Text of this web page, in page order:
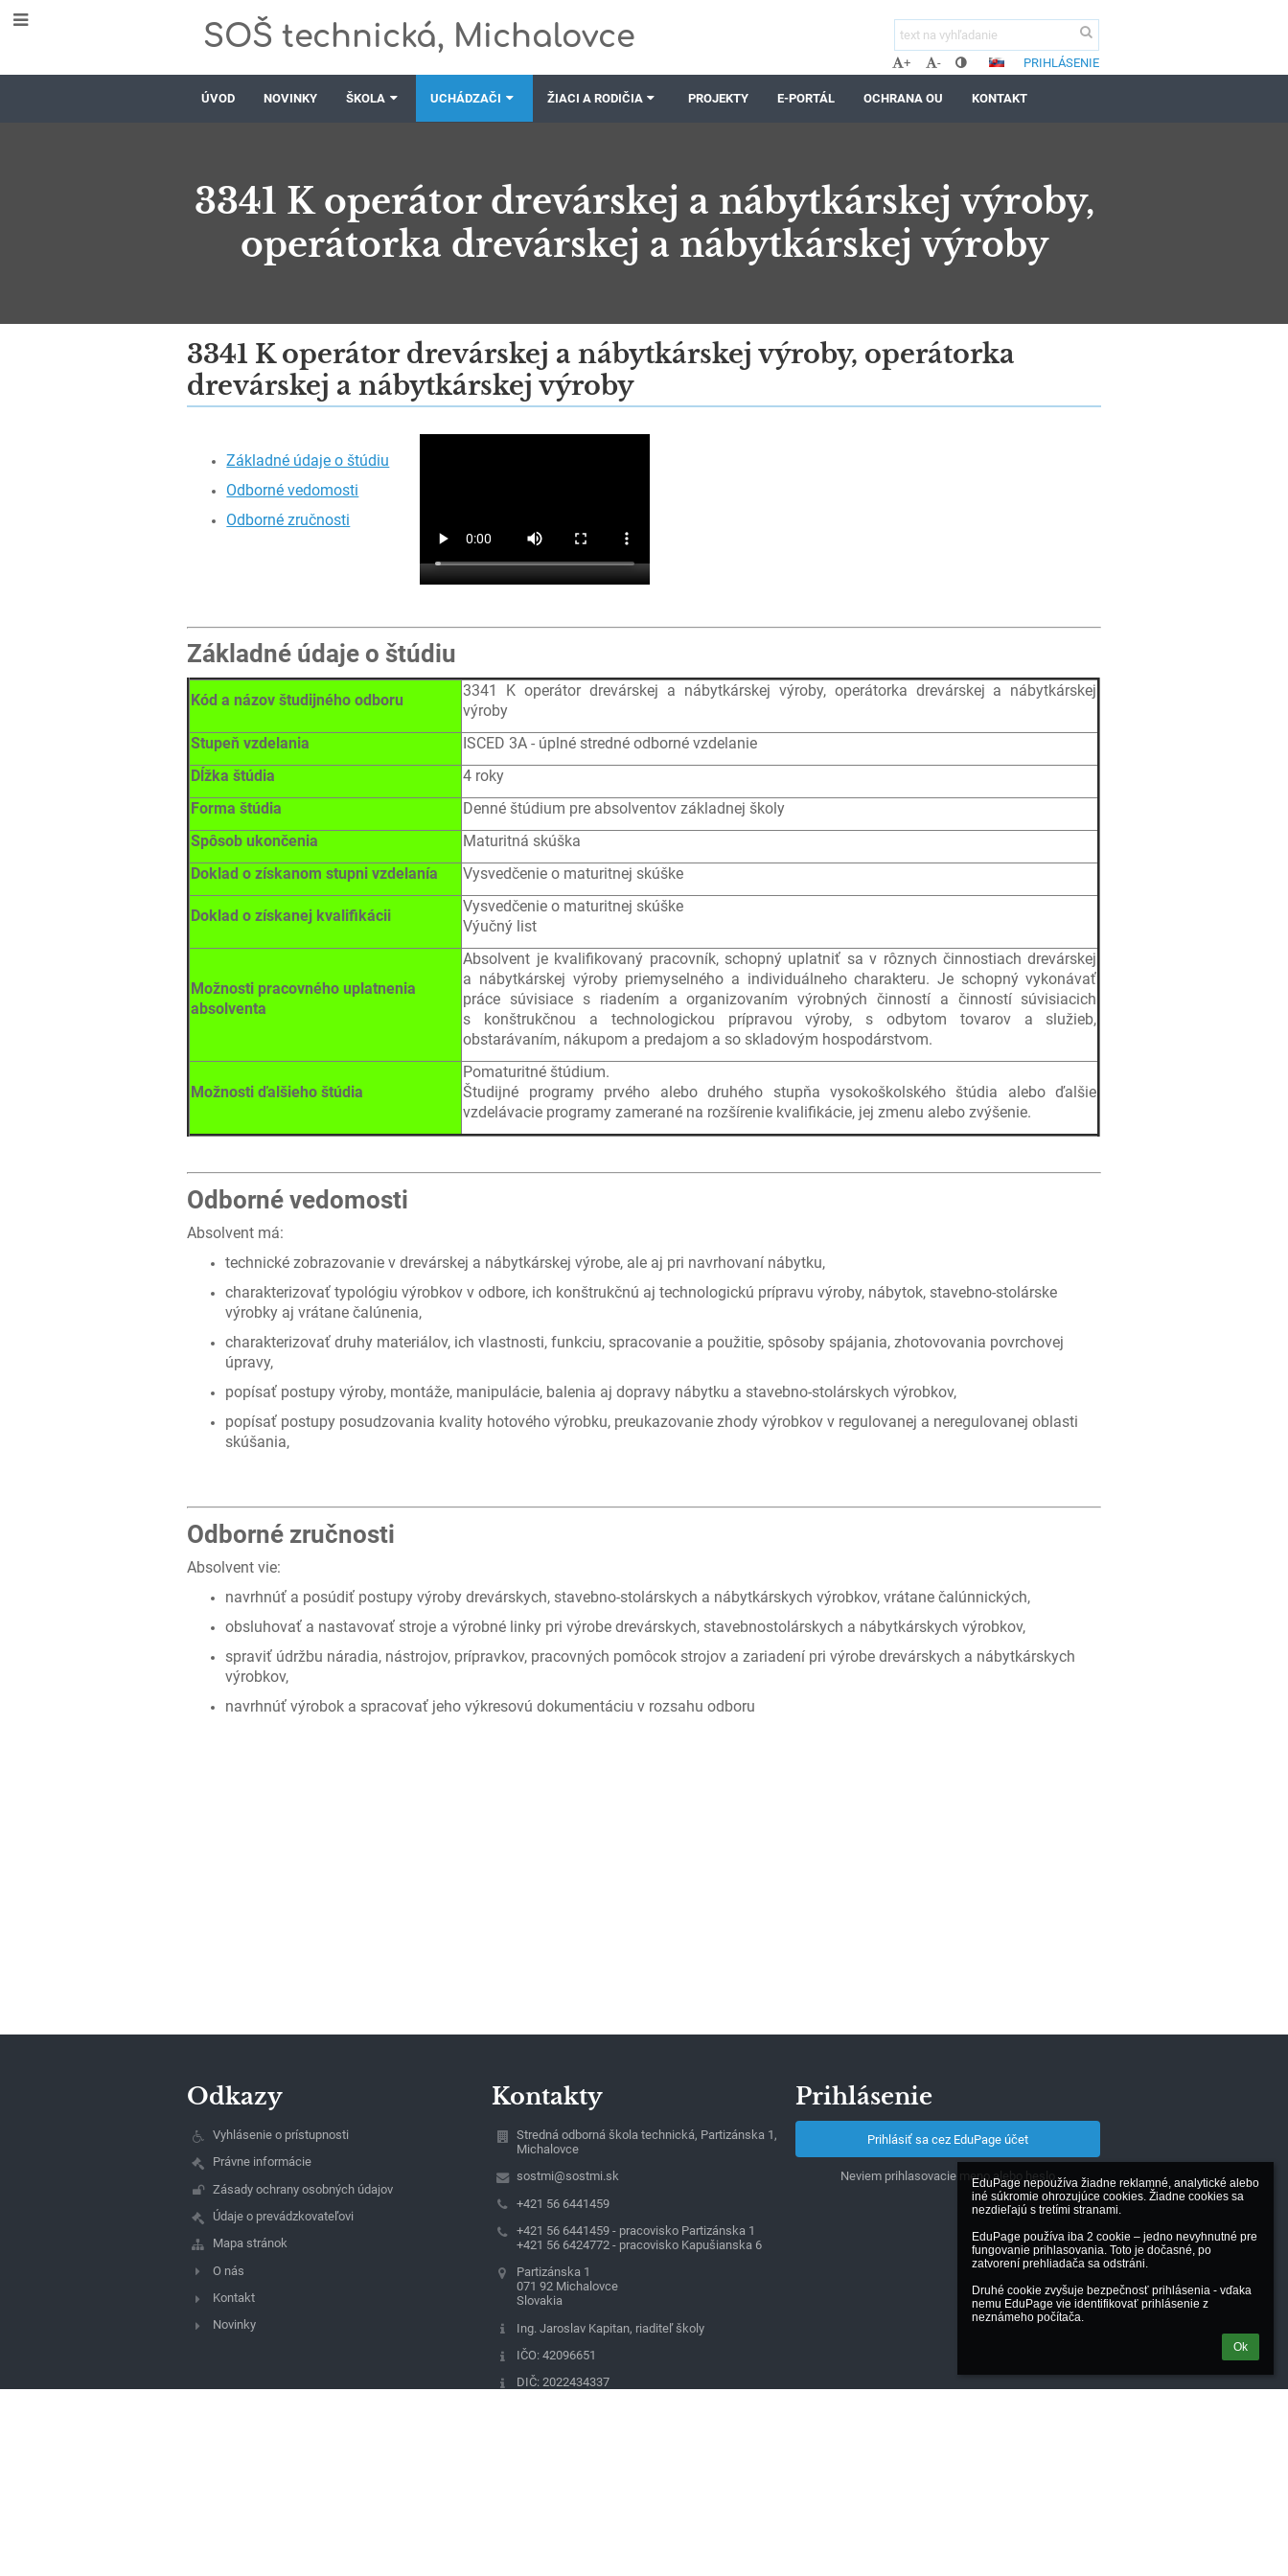
EduPage nepoužíva žiadne reklamné, analytické alebo
iné súkromie ohrozujúce cookies. Žiadne cookies sa
nezdieľajú s tretími stranami.
EduPage používa iba 2 cookie – jedno nevyhnutné pre
fungovanie prihlasovania. Toto je dočasné, po
zatvorení prehliadača sa odstráni.
Druhé cookie zvyšuje bezpečnosť prihlásenia - vďaka
nemu EduPage vie identifikovať prihlásenie z
neznámeho počítača.
Ok
SOŠ technická, Michalovce
+ - PRIHLÁSENIE
ÚVOD NOVINKY ŠKOLA UCHÁDZAČI ŽIACI A RODIČIA PROJEKTY E-PORTÁL OCHRANA OU KONTAKT
3341 K operátor drevárskej a nábytkárskej výroby,
operátorka drevárskej a nábytkárskej výroby
3341
K
drevárskej
nábytkárskej
drevárskej
a
nábytkárskej
výroby
3341 K operátor drevárskej a nábytkárskej výroby, operátorka
drevárskej a nábytkárskej výroby
Základné údaje o štúdiu
Odborné vedomosti
Odborné zručnosti
Základné údaje o štúdiu
Kód a názov študijného odboru
3341 K operátor drevárskej a nábytkárskej výroby, operátorka drevárskej a nábytkárskej
výroby
Stupeň vzdelania
ISCED 3A - úplné stredné odborné vzdelanie
Dĺžka štúdia
4 roky
Forma štúdia
Denné štúdium pre absolventov základnej školy
Spôsob ukončenia
Maturitná skúška
Doklad o získanom stupni vzdelanía
Vysvedčenie o maturitnej skúške
Doklad o získanej kvalifikácii
Vysvedčenie o maturitnej skúške
Výučný list
Možnosti pracovného uplatnenia
absolventa
Absolvent je kvalifikovaný pracovník, schopný uplatniť sa v rôznych činnostiach drevárskej
a nábytkárskej výroby priemyselného a individuálneho charakteru. Je schopný vykonávať
práce súvisiace s riadením a organizovaním výrobných činností a činností súvisiacich
s konštrukčnou a technologickou prípravou výroby, s odbytom tovarov a služieb,
obstarávaním, nákupom a predajom a so skladovým hospodárstvom.
Možnosti ďalšieho štúdia
Pomaturitné štúdium.
Študijné programy prvého alebo druhého stupňa vysokoškolského štúdia alebo ďalšie
vzdelávacie programy zamerané na rozšírenie kvalifikácie, jej zmenu alebo zvýšenie.
Odborné vedomosti
Absolvent má:
technické zobrazovanie v drevárskej a nábytkárskej výrobe, ale aj pri navrhovaní nábytku,
charakterizovať typológiu výrobkov v odbore, ich konštrukčnú aj technologickú prípravu výroby, nábytok, stavebno-stolárske
výrobky aj vrátane čalúnenia,
charakterizovať druhy materiálov, ich vlastnosti, funkciu, spracovanie a použitie, spôsoby spájania, zhotovovania povrchovej
úpravy,
popísať postupy výroby, montáže, manipulácie, balenia aj dopravy nábytku a stavebno-stolárskych výrobkov,
popísať postupy posudzovania kvality hotového výrobku, preukazovanie zhody výrobkov v regulovanej a neregulovanej oblasti
skúšania,
Odborné zručnosti
Absolvent vie:
navrhnúť a posúdiť postupy výroby drevárskych, stavebno-stolárskych a nábytkárskych výrobkov, vrátane čalúnnických,
obsluhovať a nastavovať stroje a výrobné linky pri výrobe drevárskych, stavebnostolárskych a nábytkárskych výrobkov,
spraviť údržbu náradia, nástrojov, prípravkov, pracovných pomôcok strojov a zariadení pri výrobe drevárskych a nábytkárskych
výrobkov,
navrhnúť výrobok a spracovať jeho výkresovú dokumentáciu v rozsahu odboru
Odkazy
Vyhlásenie o prístupnosti
Právne informácie
Zásady ochrany osobných údajov
Údaje o prevádzkovateľovi
Mapa stránok
O nás
Kontakt
Novinky
Kontakty
Stredná odborná škola technická, Partizánska 1,
Michalovce
sostmi@sostmi.sk
+421 56 6441459
+421 56 6441459 - pracovisko Partizánska 1
+421 56 6424772 - pracovisko Kapušianska 6
Partizánska 1
071 92 Michalovce
Slovakia
Ing. Jaroslav Kapitan, riaditeľ školy
IČO: 42096651
DIČ: 2022434337
Prihlásenie
Prihlásiť sa cez EduPage účet
Neviem prihlasovacie meno alebo heslo